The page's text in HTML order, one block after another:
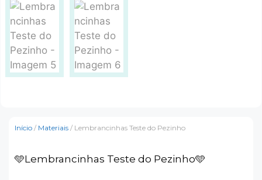
Início / Materiais / Lembrancinhas Teste do Pezinho
🩵Lembrancinhas Teste do Pezinho🩵